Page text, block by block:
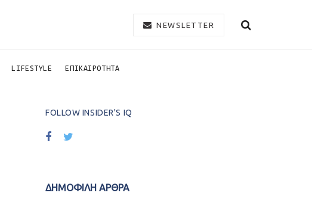
NEWSLETTER
LIFESTYLE ΕΠΙΚΑΙΡΟΤΗΤΑ
FOLLOW INSIDER'S IQ
ΔΗΜΟΦΙΛΗ ΑΡΘΡΑ